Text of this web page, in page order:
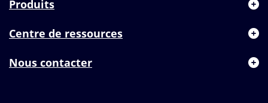
Produits
Centre de ressources
Nous contacter